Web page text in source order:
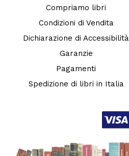
Compriamo libri
Condizioni di Vendita
Dichiarazione di Accessibilità
Garanzie
Pagamenti
Spedizione di libri in Italia